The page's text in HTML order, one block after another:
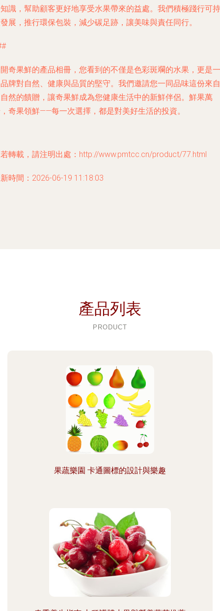
識，幫助顧客更好地享受水果帶來的益處。我們積極踐行可持
展，推行環保包裝，減少碳足跡，讓美味與責任同行。
奇果鮮的產品相冊，您看到的不僅是色彩斑斕的水果，更是一
牌對自然、健康與品質的堅守。我們邀請您一同品味這份來自
然的饋贈，讓奇果鮮成為您健康生活中的新鮮伴侶。鮮果萬
奇果領鮮——每一次選擇，都是對美好生活的投資。
轉載，請注明出處：http://www.pmtcc.cn/product/77.html
時間：2026-06-19 11:18:03
產品列表
PRODUCT
果蔬樂園 卡通圖標的設計與樂趣